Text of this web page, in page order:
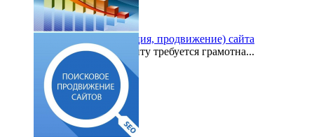
Раскрутка (оптимизация, продвижение) сайта
Любому интернет-сайту требуется грамотна...
2016-02-29